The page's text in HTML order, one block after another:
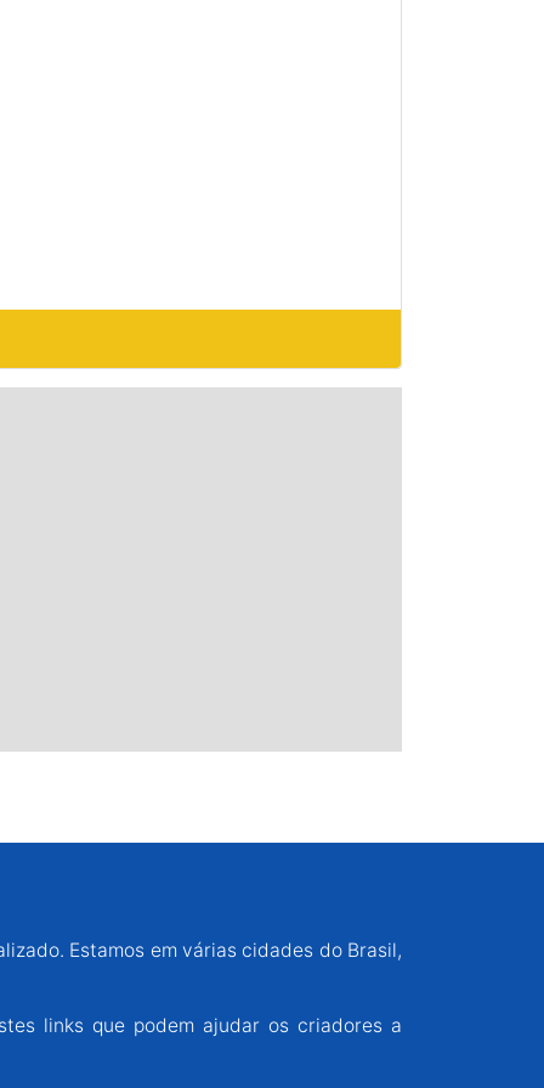
Estamos em várias cidades do Brasil,
links que podem ajudar os criadores a